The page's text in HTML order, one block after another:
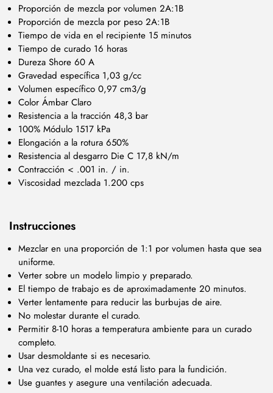
Proporción de mezcla por volumen 2A:1B
Proporción de mezcla por peso 2A:1B
Tiempo de vida en el recipiente 15 minutos
Tiempo de curado 16 horas
Dureza Shore 60 A
Gravedad específica 1,03 g/cc
Volumen específico 0,97 cm3/g
Color Ámbar Claro
Resistencia a la tracción 48,3 bar
100% Módulo 1517 kPa
Elongación a la rotura 650%
Resistencia al desgarro Die C 17,8 kN/m
Contracción < .001 in. / in.
Viscosidad mezclada 1.200 cps
Instrucciones
Mezclar en una proporción de 1:1 por volumen hasta que sea
uniforme.
Verter sobre un modelo limpio y preparado.
El tiempo de trabajo es de aproximadamente 20 minutos.
Verter lentamente para reducir las burbujas de aire.
No molestar durante el curado.
Permitir 8-10 horas a temperatura ambiente para un curado
completo.
Usar desmoldante si es necesario.
Una vez curado, el molde está listo para la fundición.
Use guantes y asegure una ventilación adecuada.